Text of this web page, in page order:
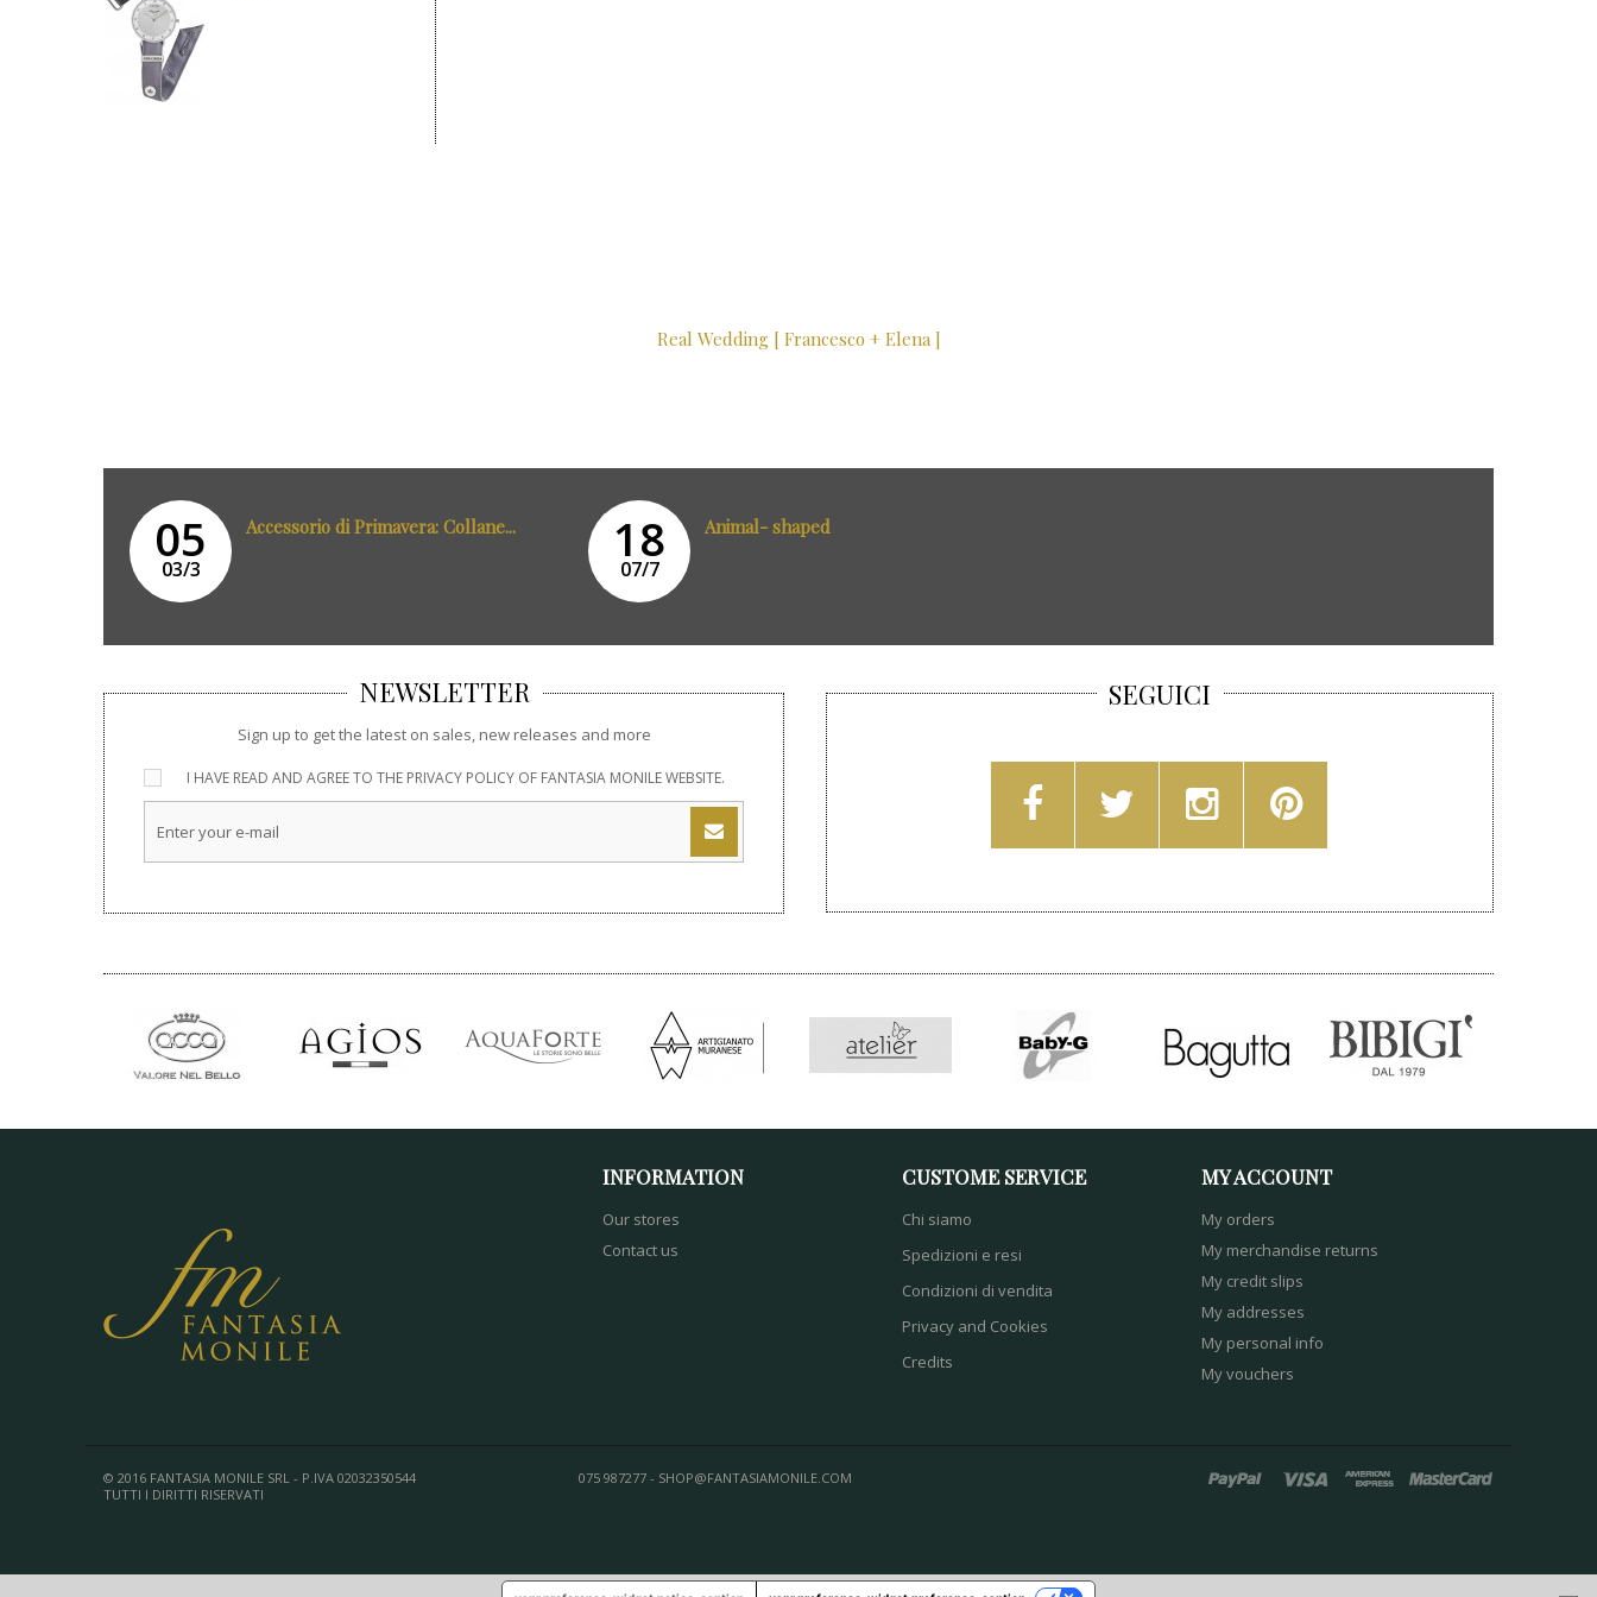
Real Wedding [ Francesco + Elena ]
05
03/3
Accessorio di Primavera: Collane... 18
07/7
Animal- shaped
NEWSLETTER
Sign up to get the latest on sales, new releases and more
I HAVE READ AND AGREE TO THE PRIVACY POLICY OF FANTASIA MONILE WEBSITE.
SEGUICI
INFORMATION
Our stores
Contact us
CUSTOME SERVICE
Chi siamo
Spedizioni e resi
Condizioni di vendita
Privacy and Cookies
Credits
MY ACCOUNT
My orders
My merchandise returns
My credit slips
My addresses
My personal info
My vouchers
© 2016 FANTASIA MONILE SRL - P.IVA 02032350544
TUTTI I DIRITTI RISERVATI
075 987277 - SHOP@FANTASIAMONILE.COM